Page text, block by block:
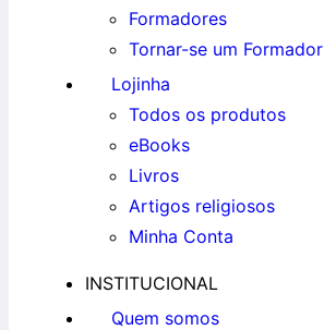
Formadores
Tornar-se um Formador
Lojinha
Todos os produtos
eBooks
Livros
Artigos religiosos
Minha Conta
INSTITUCIONAL
Quem somos